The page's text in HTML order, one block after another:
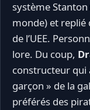
système
monde) et replié
de l’UEE.
lore. Du coup,
constructeur qui
garçon » de la
préférés des